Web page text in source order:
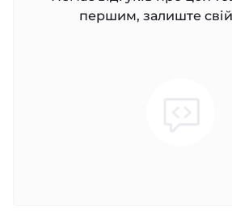
першим, залиште свій